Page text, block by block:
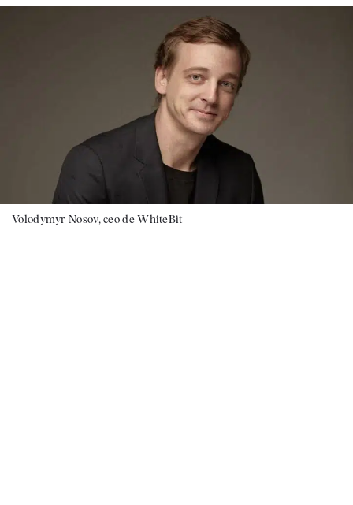
Volodymyr Nosov, ceo de WhiteBit